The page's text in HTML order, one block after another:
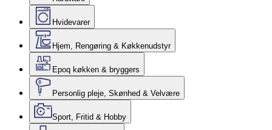
Hvidevarer
Hjem, Rengøring & Køkkenudstyr
Epoq køkken & bryggers
Personlig pleje, Skønhed & Velvære
Sport, Fritid & Hobby